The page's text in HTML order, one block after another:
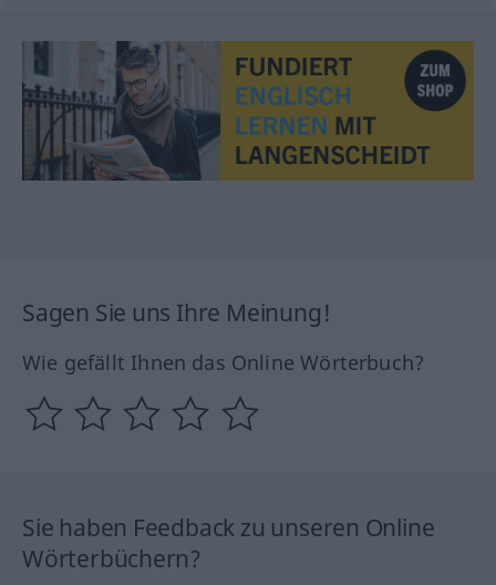
Sagen Sie uns Ihre Meinung!
Wie gefällt Ihnen das Online Wörterbuch?
Sie haben Feedback zu unseren Online
Wörterbüchern?